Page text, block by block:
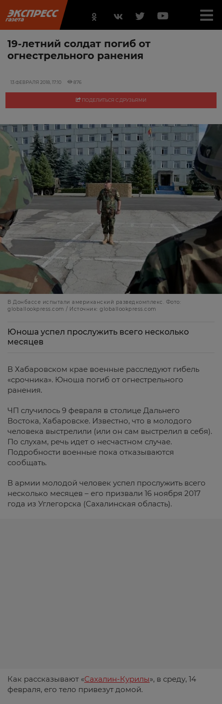
19-летний солдат погиб от
огнестрельного ранения
13 ФЕВРАЛЯ 2018, 17:10 876
ПОДЕЛИТЬСЯ С ДРУЗЬЯМИ
В Донбассе испытали американский разведкомплекс. Фото:
globallookpress.com / Источник: globallookpress.com
Юноша успел прослужить всего несколько
месяцев
В Хабаровском крае военные расследуют гибель
«срочника». Юноша погиб от огнестрельного
ранения.
ЧП случилось 9 февраля в столице Дальнего
Востока, Хабаровске. Известно, что в молодого
человека выстрелили (или он сам выстрелил в себя).
По слухам, речь идет о несчастном случае.
Подробности военные пока отказываются
сообщать.
В армии молодой человек успел прослужить всего
несколько месяцев – его призвали 16 ноября 2017
года из Углегорска (Сахалинская область).
Как рассказывают «Сахалин-Курилы», в среду, 14
февраля, его тело привезут домой.